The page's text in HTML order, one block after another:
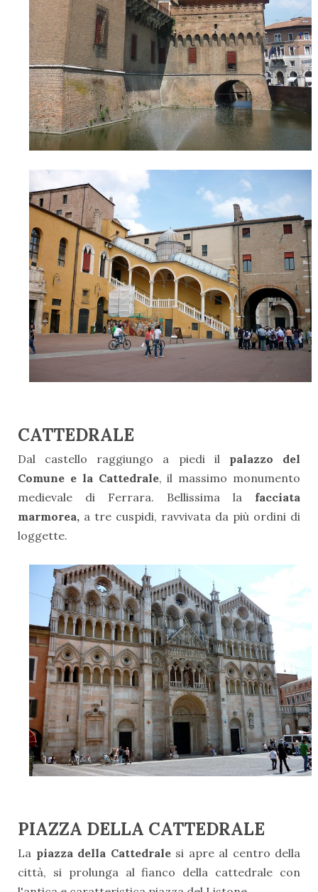
CATTEDRALE
Dal castello raggiungo a piedi il palazzo del
Comune e la Cattedrale, il massimo monumento
medievale di Ferrara. Bellissima la facciata
marmorea, a tre cuspidi, ravvivata da più ordini di
loggette.
PIAZZA DELLA CATTEDRALE
La piazza della Cattedralesi apre al centro della
città, si prolunga al fianco della cattedrale con